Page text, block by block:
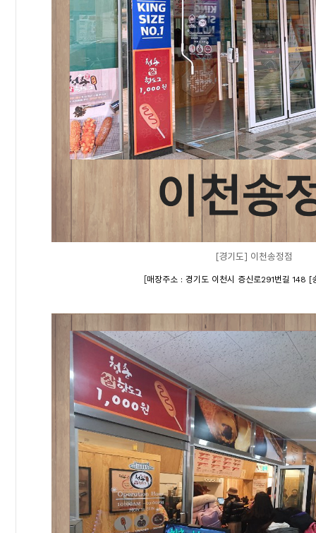
[경기도] 이천송정점
[매장주소 : 경기도 이천시 증신로291번길 148 [